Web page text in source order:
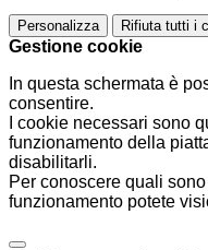
Personalizza Rifiuta tutti i
Gestione cookie
In questa schermata è
consentire.
I cookie necessari sono
funzionamento della
disabilitarli.
Per conoscere quali
funzionamento potete